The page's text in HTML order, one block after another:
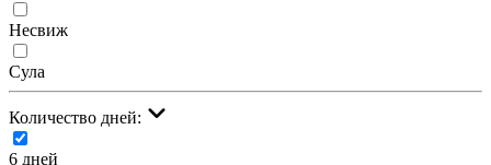
Несвиж
Сула
Количество дней:
6 дней